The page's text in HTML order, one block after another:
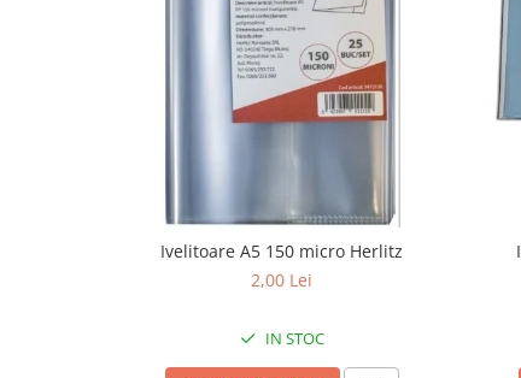
Ivelitoare A5 150 micro Herlitz
2,00 Lei
IN STOC